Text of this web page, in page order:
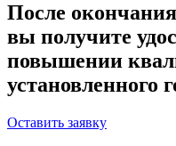
После
вы получите
повышении
установленного
Оставить заявку